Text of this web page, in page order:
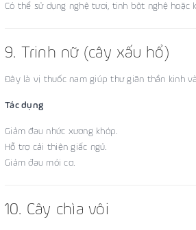
Có thể sử dụng nghệ tươi, tinh bột nghệ hoặc
9. Trinh nữ (cây xấu hổ)
Đây là vị thuốc nam giúp thư giãn thần kinh
Tác dụng
Giảm đau nhức xương khớp.
Hỗ trợ cải thiện giấc ngủ.
Giảm đau mỏi cơ.
10. Cây chìa vôi